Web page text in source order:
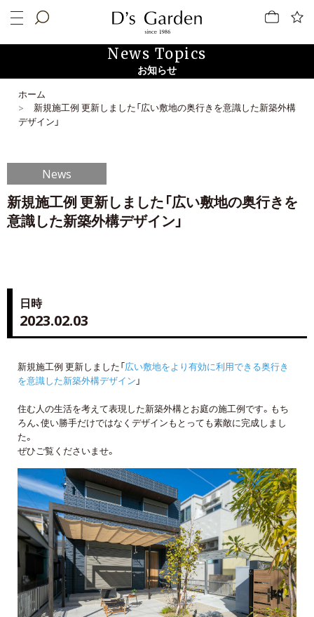
News Topics
お知らせ
ホーム
新規施工例 更新しました「広い敷地の奥行きを意識した新築外構
デザイン」
News
新規施工例 更新しました「広い敷地の奥行きを
意識した新築外構デザイン」
日時
2023.02.03
新規施工例 更新しました「広い敷地をより有効に利用できる奥行き
を意識した新築外構デザイン 」
住む人の生活を考えて表現した新築外構とお庭の施工例です。もち
ろん、使い勝手だけではなくデザインもとっても素敵に完成しまし
た。
ぜひご覧くださいませ。
詳しくはコチラ 詳しくはコチラ
詳しくはコチラ 詳しくはコチラ